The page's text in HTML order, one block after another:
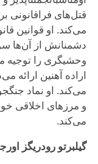
قتل‌های فراقانونی
می‌کند. او قوانین
دشمنانش از آن‌ها
وحشیگری را توجیه
اراده آهنین
می‌کند. او نماد
و مرزهای اخلاقی
می‌کند.
گیلبرتو رودریگز